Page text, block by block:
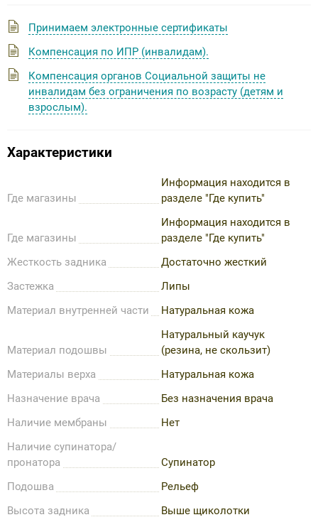
Принимаем электронные сертификаты
Компенсация по ИПР (инвалидам).
Компенсация органов Социальной защиты не
инвалидам без ограничения по возрасту (детям и
взрослым).
Характеристики
Где магазины
Информация находится в
разделе "Где купить"
Где магазины
Информация находится в
разделе "Где купить"
Жесткость задника
Достаточно жесткий
Застежка
Липы
Материал внутренней части
Натуральная кожа
Материал подошвы
Натуральный каучук
(резина, не скользит)
Материалы верха
Натуральная кожа
Назначение врача
Без назначения врача
Наличие мембраны
Нет
Наличие супинатора/
пронатора
Супинатор
Подошва
Рельеф
Высота задника
Выше щиколотки